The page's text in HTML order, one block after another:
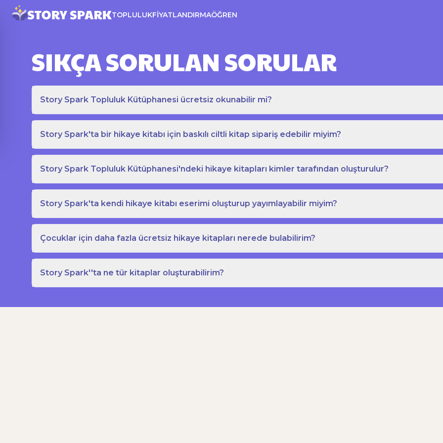
TOPLULUKFIYATLANDIRMAÖĞREN
SIKÇA SORULAN SORULAR
Story Spark Topluluk Kütüphanesi ücretsiz okunabilir mi?
Story Spark'ta bir hikaye kitabı için baskılı ciltli kitap sipariş edebilir miyim?
Story Spark Topluluk Kütüphanesi'ndeki hikaye kitapları kimler tarafından oluşturulur?
Story Spark'ta kendi hikaye kitabı eserimi oluşturup yayımlayabilir miyim?
Çocuklar için daha fazla ücretsiz hikaye kitapları nerede bulabilirim?
Story Spark''ta ne tür kitaplar oluşturabilirim?